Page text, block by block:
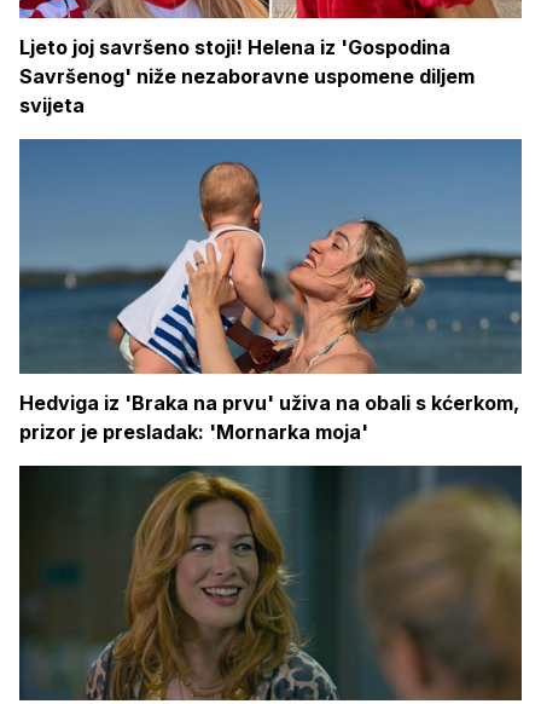
Ljeto joj savršeno stoji! Helena iz 'Gospodina
Savršenog' niže nezaboravne uspomene diljem
svijeta
Hedviga iz 'Braka na prvu' uživa na obali s kćerkom,
prizor je presladak: 'Mornarka moja'